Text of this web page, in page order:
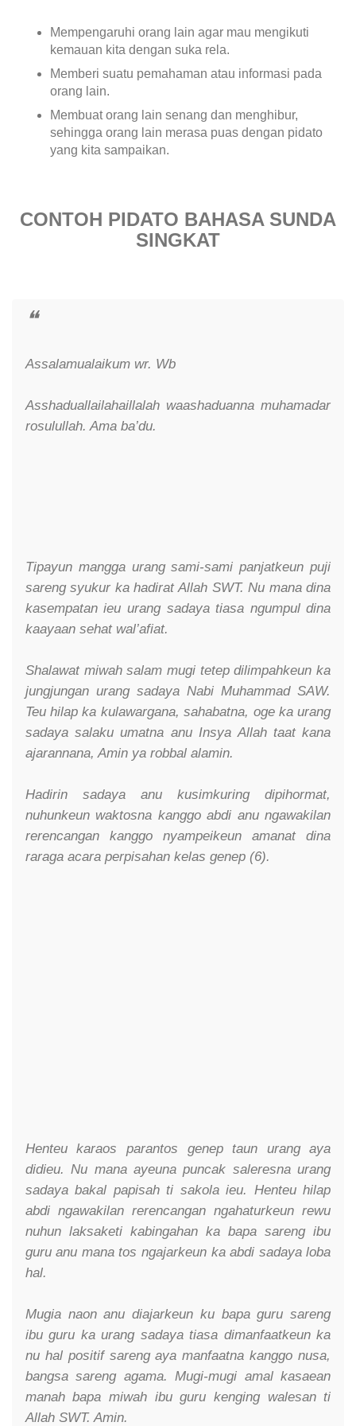
Mempengaruhi orang lain agar mau mengikuti
kemauan kita dengan suka rela.
Memberi suatu pemahaman atau informasi pada
orang lain.
Membuat orang lain senang dan menghibur,
sehingga orang lain merasa puas dengan pidato
yang kita sampaikan.
CONTOH PIDATO BAHASA SUNDA
SINGKAT
Assalamualaikum wr. Wb
Asshaduallailahaillalah waashaduanna muhamadar
rosulullah. Ama ba’du.
Tipayun mangga urang sami-sami panjatkeun puji
sareng syukur ka hadirat Allah SWT. Nu mana dina
kasempatan ieu urang sadaya tiasa ngumpul dina
kaayaan sehat wal’afiat.
Shalawat miwah salam mugi tetep dilimpahkeun ka
jungjungan urang sadaya Nabi Muhammad SAW.
Teu hilap ka kulawargana, sahabatna, oge ka urang
sadaya salaku umatna anu Insya Allah taat kana
ajarannana, Amin ya robbal alamin.
Hadirin sadaya anu kusimkuring dipihormat,
nuhunkeun waktosna kanggo abdi anu ngawakilan
rerencangan kanggo nyampeikeun amanat dina
raraga acara perpisahan kelas genep (6).
Henteu karaos parantos genep taun urang aya
didieu. Nu mana ayeuna puncak saleresna urang
sadaya bakal papisah ti sakola ieu. Henteu hilap
abdi ngawakilan rerencangan ngahaturkeun rewu
nuhun laksaketi kabingahan ka bapa sareng ibu
guru anu mana tos ngajarkeun ka abdi sadaya loba
hal.
Mugia naon anu diajarkeun ku bapa guru sareng
ibu guru ka urang sadaya tiasa dimanfaatkeun ka
nu hal positif sareng aya manfaatna kanggo nusa,
bangsa sareng agama. Mugi-mugi amal kasaean
manah bapa miwah ibu guru kenging walesan ti
Allah SWT. Amin.